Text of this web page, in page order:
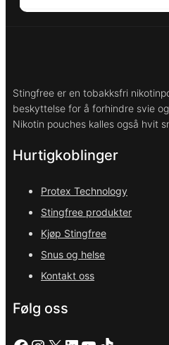
Stingfree er en tobakksfri
beskyttelse for å forhindre svie
Nikotin pouches kalles også hvit
Hurtigkoblinger
Protex Technology
Stingfree produkter
Kjøp Stingfree
Snus og helse
Kontakt oss
Følg oss